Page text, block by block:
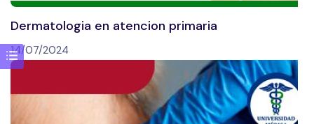
Dermatologia en atencion primaria
14/07/2024